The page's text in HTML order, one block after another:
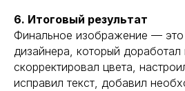
6. Итоговый результат
Финальное изображение — это
дизайнера, который
скорректировал цвета,
исправил текст, добавил